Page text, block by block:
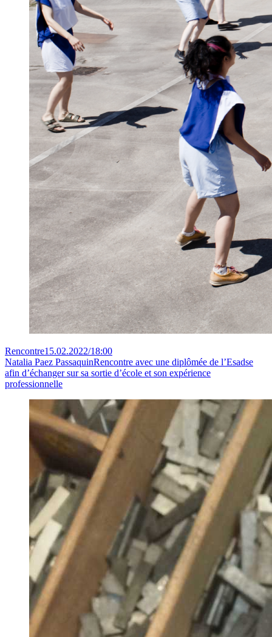
Rencontre15.02.2022/18:00
Natalia Paez PassaquinRencontre avec une diplômée de l’Esadse
afin d’échanger sur sa sortie d’école et son expérience
professionnelle